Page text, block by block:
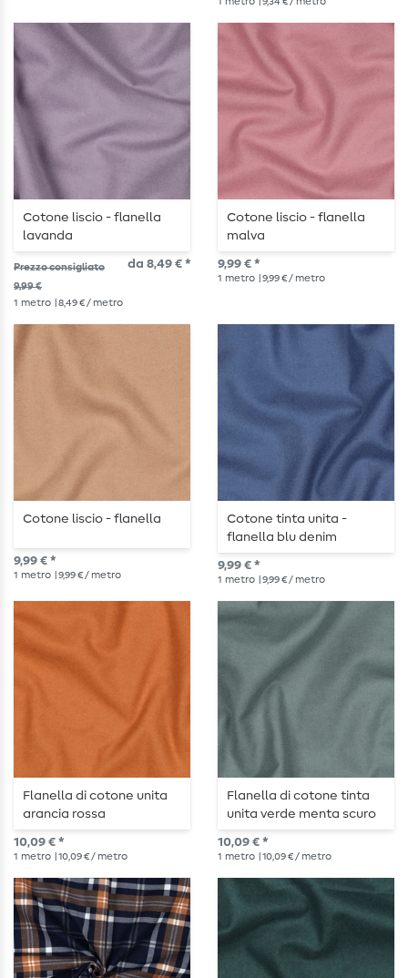
Cotone liscio - flanella
lavanda
Prezzo consigliato
9,99 €
da 8,49 € *
1 metro | 8,49 € / metro
Cotone liscio - flanella
malva
9,99 € *
1 metro | 9,99 € / metro
Cotone liscio - flanella
9,99 € *
1 metro | 9,99 € / metro
Cotone tinta unita -
flanella blu denim
9,99 € *
1 metro | 9,99 € / metro
Flanella di cotone unita
arancia rossa
10,09 € *
1 metro | 10,09 € / metro
Flanella di cotone tinta
unita verde menta scuro
10,09 € *
1 metro | 10,09 € / metro